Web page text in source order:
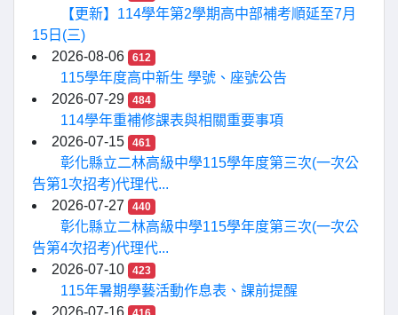
【更新】114學年第2學期高中部補考順延至7月
15日(三)
2026-08-06
612
115學年度高中新生 學號、座號公告
2026-07-29
484
114學年重補修課表與相關重要事項
2026-07-15
461
彰化縣立二林高級中學115學年度第三次(一次公
告第1次招考)代理代...
2026-07-27
440
彰化縣立二林高級中學115學年度第三次(一次公
告第4次招考)代理代...
2026-07-10
423
115年暑期學藝活動作息表、課前提醒
2026-07-16